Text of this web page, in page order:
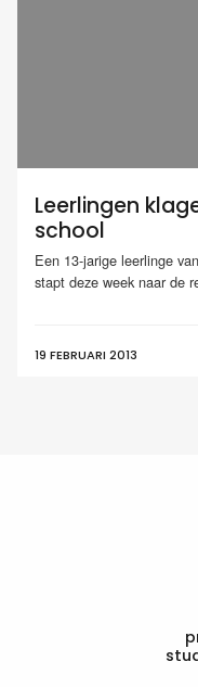
Leerlingen
school
Een 13-jarige leerlinge
stapt deze week naar de
19 FEBRUARI 2013